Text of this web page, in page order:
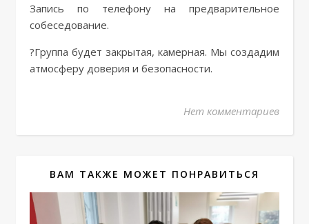
Запись по телефону на предварительное
собеседование.
?Группа будет закрытая, камерная. Мы создадим
атмосферу доверия и безопасности.
Нет комментариев
ВАМ ТАКЖЕ МОЖЕТ ПОНРАВИТЬСЯ